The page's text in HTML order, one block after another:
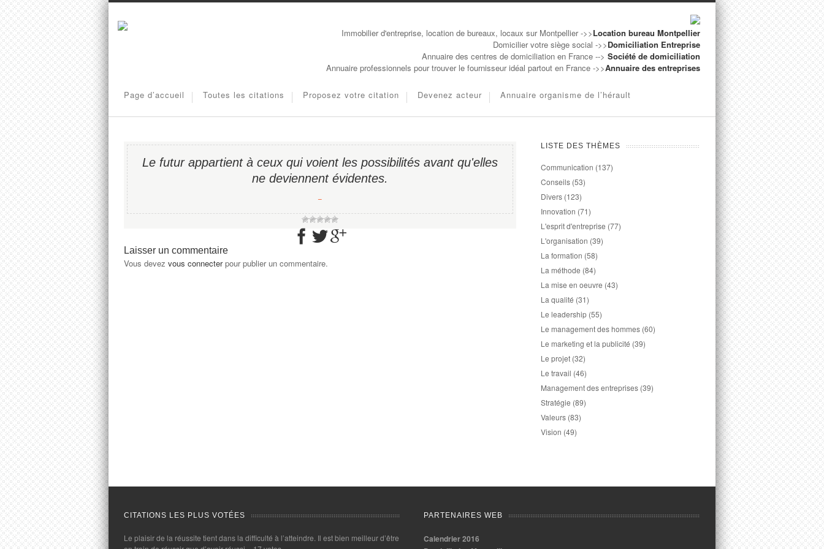
Immobilier d'entreprise, location de bureaux, locaux sur Montpellier ->>Location bureau Montpellier
Domicilier votre siège social ->>Domiciliation Entreprise
Annuaire des centres de domiciliation en France --> Société de domiciliation
Annuaire professionnels pour trouver le fournisseur idéal partout en France ->>Annuaire des entreprises
Page d’accueil Toutes les citations Proposez votre citation Devenez acteur Annuaire organisme de l’hérault
Le futur appartient à ceux qui voient les possibilités avant qu'elles
ne deviennent évidentes.
−
Laisser un commentaire
Vous devez vous connecterpour publier un commentaire.
LISTE DES THÈMES
Communication (137)
Conseils (53)
Divers (123)
Innovation (71)
L'esprit d'entreprise (77)
L'organisation (39)
La formation (58)
La méthode (84)
La mise en oeuvre (43)
La qualité (31)
Le leadership (55)
Le management des hommes (60)
Le marketing et la publicité (39)
Le projet (32)
Le travail (46)
Management des entreprises (39)
Stratégie (89)
Valeurs (83)
Vision (49)
CITATIONS LES PLUS VOTÉES
Le plaisir de la réussite tient dans la difficulté à l’atteindre. Il est bien meilleur d’être
PARTENAIRES WEB
Calendrier 2016